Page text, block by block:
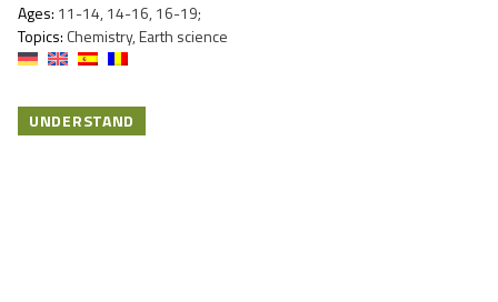
Ages: 11-14, 14-16, 16-19;
Topics: Chemistry, Earth science
UNDERSTAND